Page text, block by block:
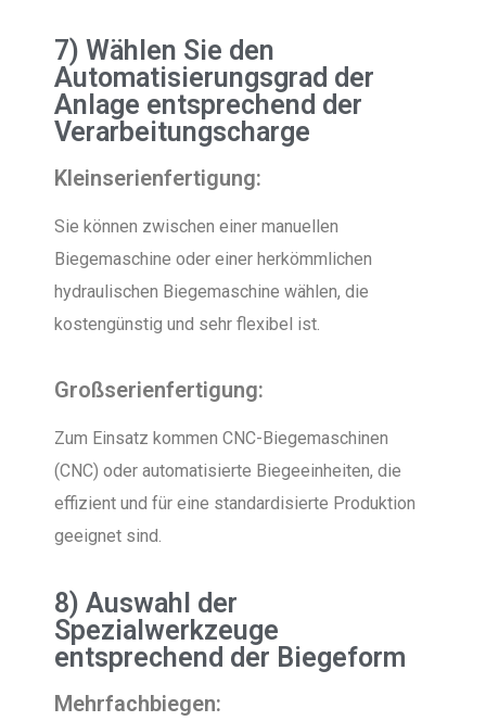
7) Wählen Sie den
Automatisierungsgrad der
Anlage entsprechend der
Verarbeitungscharge
Kleinserienfertigung:
Sie können zwischen einer manuellen
Biegemaschine oder einer herkömmlichen
hydraulischen Biegemaschine wählen, die
kostengünstig und sehr flexibel ist.
Großserienfertigung:
Zum Einsatz kommen CNC-Biegemaschinen
(CNC) oder automatisierte Biegeeinheiten, die
effizient und für eine standardisierte Produktion
geeignet sind.
8) Auswahl der
Spezialwerkzeuge
entsprechend der Biegeform
Mehrfachbiegen: